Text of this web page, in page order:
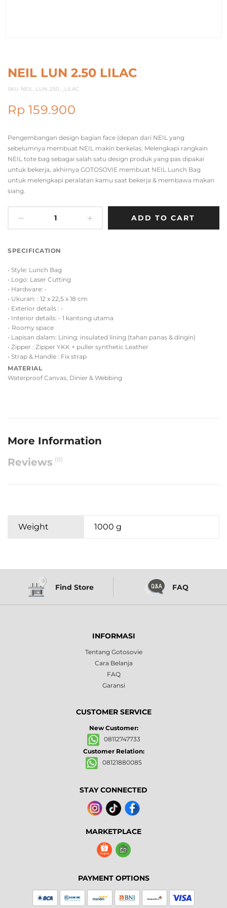
NEIL LUN 2.50 LILAC
SKU: NEIL_LUN_250__LILAC
Rp 159.900
Pengembangan design bagian face (depan dari NEIL yang
sebelumnya membuat NEIL makin berkelas. Melengkapi rangkain
NEIL tote bag sebagai salah satu design produk yang pas dipakai
untuk bekerja, akhirnya GOTOSOVIE membuat NEIL Lunch Bag
untuk melengkapi peralatan kamu saat bekerja & membawa makan
siang.
ADD TO CART
SPECIFICATION
• Style: Lunch Bag
• Logo: Laser Cutting
• Hardware: -
• Ukuran: : 12 x 22,5 x 18 cm
• Exterior details : -
• Interior details: - 1 kantong utama
- Roomy space
• Lapisan dalam: Lining: insulated lining (tahan panas & dingin)
• Zipper : Zipper YKK + puller synthetic Leather
• Strap & Handle : Fix strap
MATERIAL
Waterproof Canvas, Dinier & Webbing
More Information
Reviews(0)
Weight 1000 g
Find Store FAQ
INFORMASI
Tentang Gotosovie
Cara Belanja
FAQ
Garansi
CUSTOMER SERVICE
New Customer:
08112747733
Customer Relation:
08121880085
STAY CONNECTED
MARKETPLACE
PAYMENT OPTIONS